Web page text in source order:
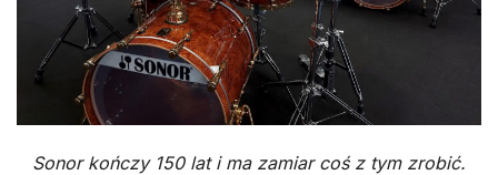
Sonor kończy 150 lat i ma zamiar coś z tym zrobić.